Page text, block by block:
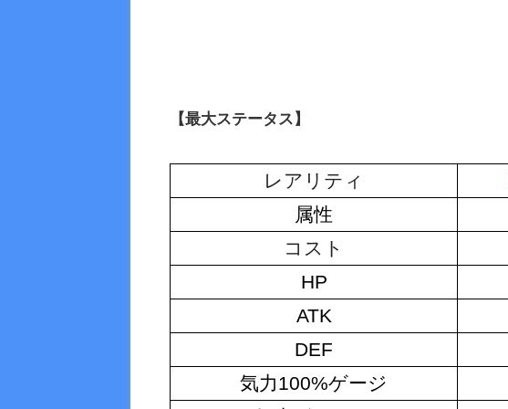
【最大ステータス】
レアリティ
属性
コスト
HP
ATK
DEF
気力100%ゲージ